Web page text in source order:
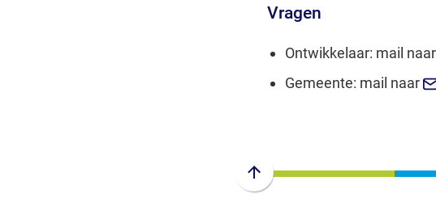
Vragen
Ontwikkelaar: mail naar
Gemeente: mail naar
Scroll